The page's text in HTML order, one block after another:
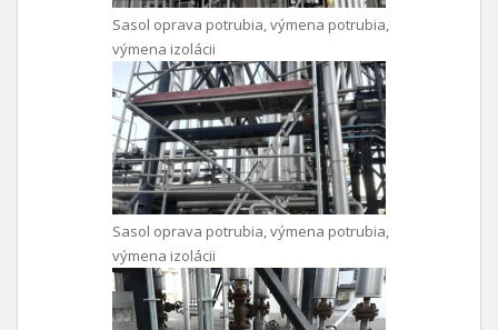
Sasol oprava potrubia, výmena potrubia,
výmena izolácii
Sasol oprava potrubia, výmena potrubia,
výmena izolácii